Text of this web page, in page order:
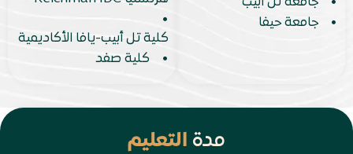
•
كلية تل أبيب-يافا الأكاديمية
•
كلية صفد
•
جامعة حيفا
مدة التعليم